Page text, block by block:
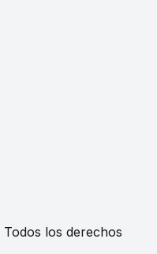
Todos los derechos